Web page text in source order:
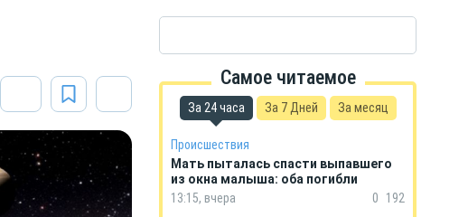
Самое читаемое
За 24 часа За 7 Дней За месяц
Происшествия
Мать пыталась спасти выпавшего
из окна малыша: оба погибли
13:15, вчера
0
192